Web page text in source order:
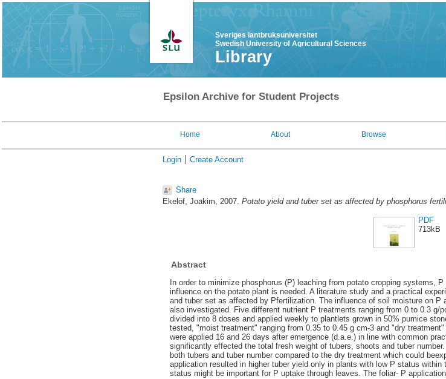
Sveriges lantbruksuniversitet
Swedish University of Agricultural Sciences
Library
Epsilon Archive for Student Projects
Home About Browse
Login Create Account
Share
Ekelöf, Joakim, 2007. Potato yield and tuber set as affected by phosphorus
PDF
713kB
Abstract
In order to minimize phosphorus (P) leaching from potato cropping systems,
influence on the potato plant is needed. A literature study and a practical
and tuber set as affected by Pfertilization. The influence of soil moisture on P
also investigated. Five different nutrient P treatments ranging from 0 to 0.3 g/
divided into 8 doses and applied weekly to plantlets grown in 50% pumice
tested, "moist treatment" ranging from 0.35 to 0.45 g cm‐3 and "dry
were applied 16 and 26 days after emergence (d.a.e.) in line with common
significantly effected the total fresh weight of tubers, shoots and tuber
both tubers and tuber number compared to the dry treatment which could
application resulted in higher tuber yield only in plants with low P status
status might be important for P uptake through leaves. The foliar‐ P